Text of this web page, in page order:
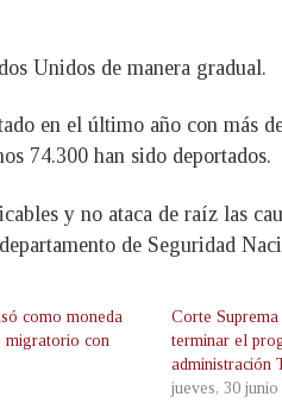
Unidos de manera gradual.
en el último año con más
74.300 han sido deportados.
y no ataca de raíz las
de Seguridad
como moneda
migratorio con
Corte
terminar el
administración
jueves, 30